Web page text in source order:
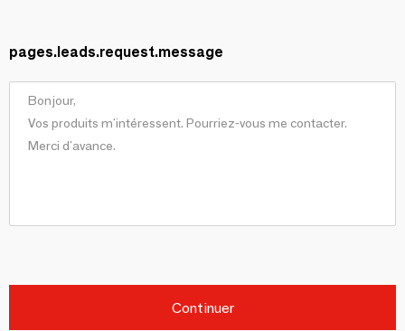
pages.leads.request.message
Continuer